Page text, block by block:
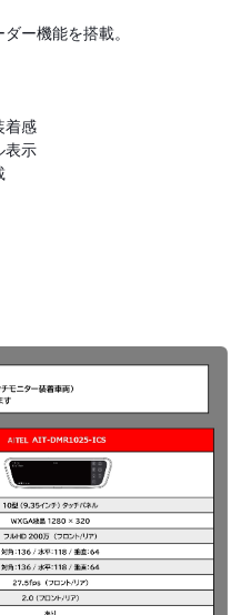
ー機能を搭載。
着感
表示